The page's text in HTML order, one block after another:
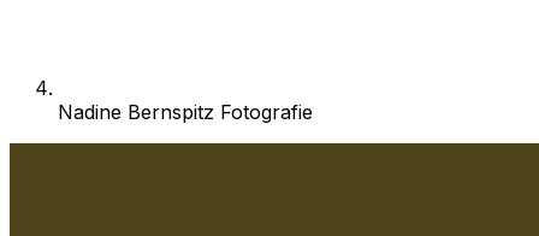
Nadine Bernspitz Fotografie